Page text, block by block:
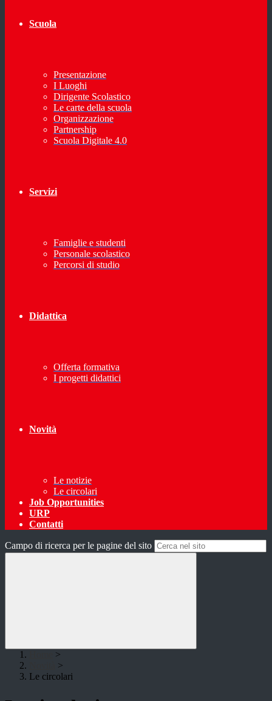
Scuola
Presentazione
I Luoghi
Dirigente Scolastico
Le carte della scuola
Organizzazione
Partnership
Scuola Digitale 4.0
Servizi
Famiglie e studenti
Personale scolastico
Percorsi di studio
Didattica
Offerta formativa
I progetti didattici
Novità
Le notizie
Le circolari
Job Opportunities
URP
Contatti
Campo di ricerca per le pagine del sito
>
>
Le circolari